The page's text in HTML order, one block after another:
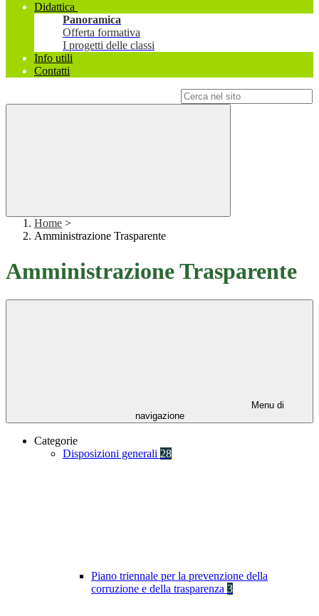
Didattica
Panoramica
Offerta formativa
I progetti delle classi
Info utili
Contatti
Home >
Amministrazione Trasparente
Amministrazione Trasparente
Menu di
navigazione
Categorie
Disposizioni generali 28
Piano triennale per la prevenzione della
corruzione e della trasparenza 3